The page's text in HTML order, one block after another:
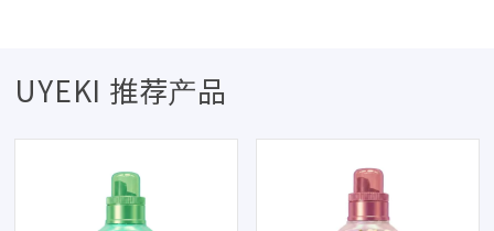
UYEKI 推荐产品